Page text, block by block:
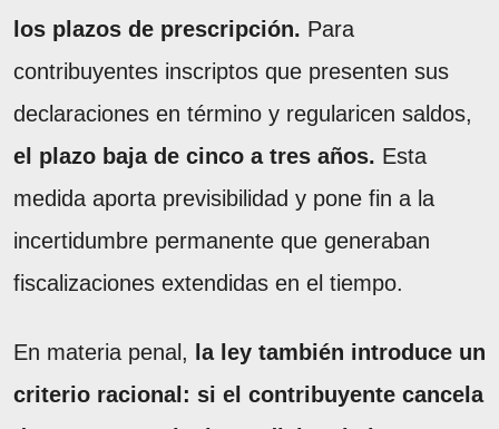
los plazos de prescripción. Para
contribuyentes inscriptos que presenten sus
declaraciones en término y regularicen saldos,
el plazo baja de cinco a tres años. Esta
medida aporta previsibilidad y pone fin a la
incertidumbre permanente que generaban
fiscalizaciones extendidas en el tiempo.
En materia penal,
la ley también introduce un
criterio racional: si el contribuyente cancela